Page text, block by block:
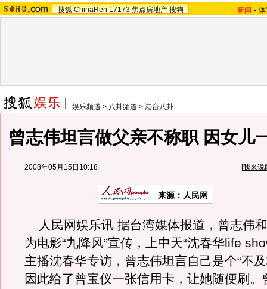
搜狐 ChinaRen 17173 焦点房地产 搜狗 新闻 -
娱乐频道 > 八卦频道 > 港台八卦
曾志伟坦言做父亲不称职 因女儿
2008年05月15日10:18 [我来说
来源：人民网
人民网娱乐讯 据台湾媒体报道，曾志伟
为电影“九降风”宣传，上中天“沈春华life
主播沈春华专访，曾志伟坦言自己是个“不
因此给了曾宝仪一张信用卡，让她随便刷。